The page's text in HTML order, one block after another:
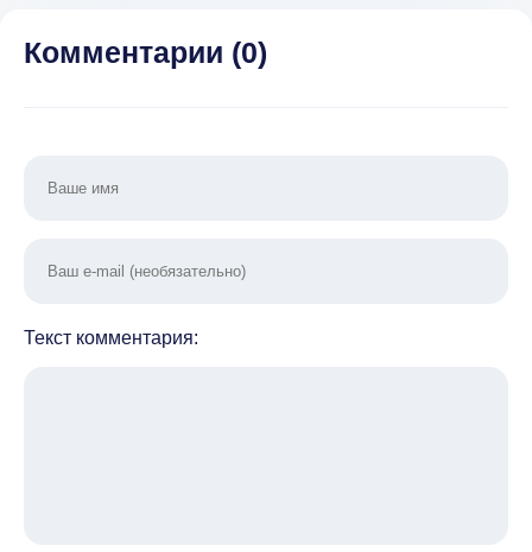
Комментарии (0)
Текст комментария: